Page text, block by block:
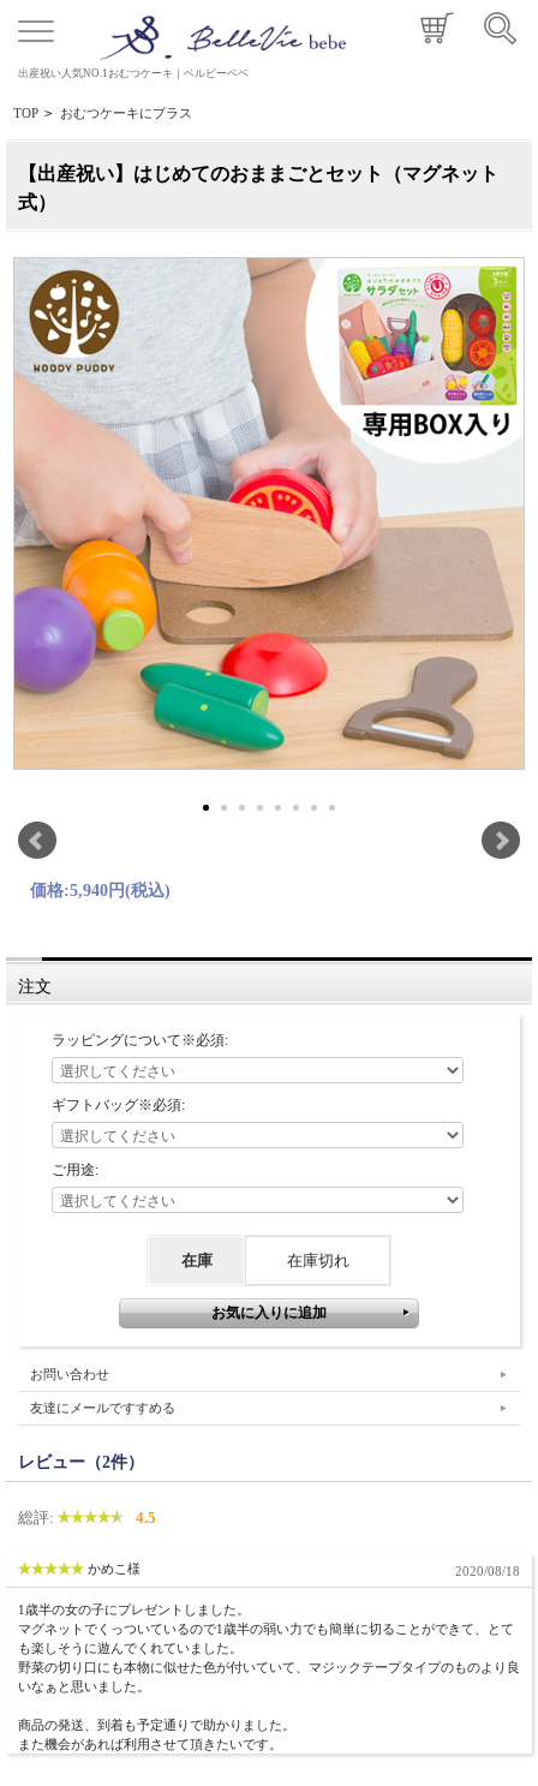
出産祝い人気NO.1おむつケーキ｜ベルビーベベ
TOP > おむつケーキにプラス
【出産祝い】はじめてのおままごとセット（マグネット
式）
価格:5,940円(税込)
注文
ラッピングについて※必須:
ギフトバッグ※必須:
ご用途:
在庫 在庫切れ
お問い合わせ
友達にメールですすめる
レビュー（2件）
総評: 4.5
かめこ様 2020/08/18
1歳半の女の子にプレゼントしました。
マグネットでくっついているので1歳半の弱い力でも簡単に切ることができて、とて
も楽しそうに遊んでくれていました。
野菜の切り口にも本物に似せた色が付いていて、マジックテープタイプのものより良
いなぁと思いました。
商品の発送、到着も予定通りで助かりました。
また機会があれば利用させて頂きたいです。